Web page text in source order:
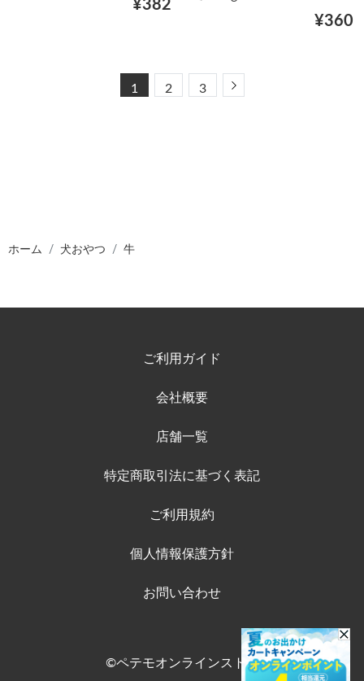
¥382
¥360
1 2 3 Next
ホーム 犬おやつ 牛
ご利用ガイド
会社概要
店舗一覧
特定商取引法に基づく表記
ご利用規約
個人情報保護方針
お問い合わせ
©ペテモオンラインストア